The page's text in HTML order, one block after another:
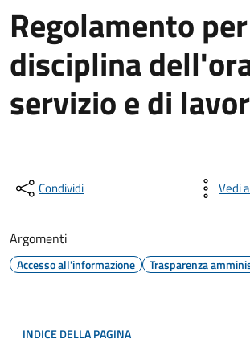
Regolamento
disciplina
servizio e di
Condividi Vedi
Argomenti
Accesso all'informazione Trasparenza
INDICE DELLA PAGINA